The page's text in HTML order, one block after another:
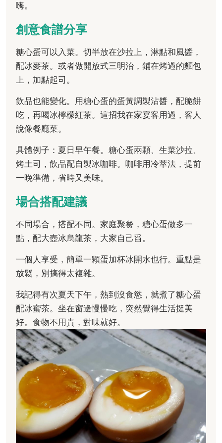
嗨。
創意食譜分享
糖心蛋可以入菜。切半放在沙拉上，淋點和風醬，
配冰麥茶。或者做開放式三明治，鋪在烤過的麵包
上，加點起司。
飲品也能變化。用糖心蛋的蛋黃調製沾醬，配脆餅
吃，再喝冰檸檬紅茶。這招我在家宴客用過，客人
說像餐廳菜。
具體例子：夏日早午餐。糖心蛋兩顆、生菜沙拉、
烤土司，飲品配自製冰咖啡。咖啡用冷萃法，提前
一晚準備，省時又美味。
場合搭配建議
不同場合，搭配不同。家庭聚餐，糖心蛋做多一
點，配大壺冰烏龍茶，大家自己舀。
一個人享受，簡單一顆蛋加杯冰開水也行。重點是
放鬆，別搞得太複雜。
我記得有次夏天下午，熱到沒食慾，就煮了糖心蛋
配冰蜜茶。坐在窗邊慢慢吃，突然覺得生活挺美
好。食物不用貴，對味就好。